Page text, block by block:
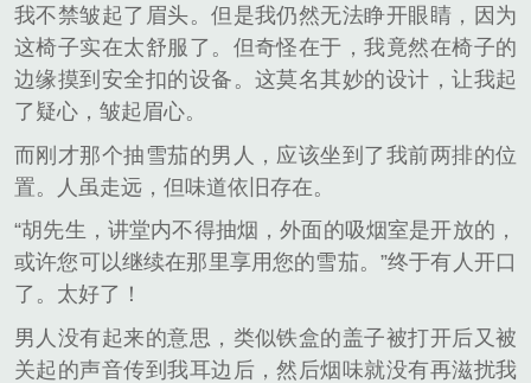
我不禁皱起了眉头。但是我仍然无法睁开眼睛，因为
这椅子实在太舒服了。但奇怪在于，我竟然在椅子的
边缘摸到安全扣的设备。这莫名其妙的设计，让我起
了疑心，皱起眉心。
而刚才那个抽雪茄的男人，应该坐到了我前两排的位
置。人虽走远，但味道依旧存在。
“胡先生，讲堂内不得抽烟，外面的吸烟室是开放的，
或许您可以继续在那里享用您的雪茄。”终于有人开口
了。太好了！
男人没有起来的意思，类似铁盒的盖子被打开后又被
关起的声音传到我耳边后，然后烟味就没有再滋扰我